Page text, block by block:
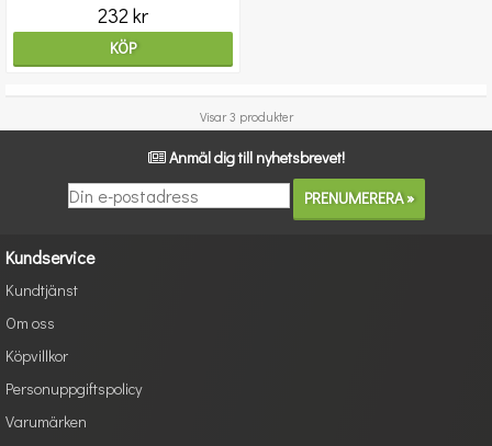
232 kr
KÖP
Visar 3 produkter
Anmäl dig till nyhetsbrevet!
Kundservice
Kundtjänst
Om oss
Köpvillkor
Personuppgiftspolicy
Varumärken